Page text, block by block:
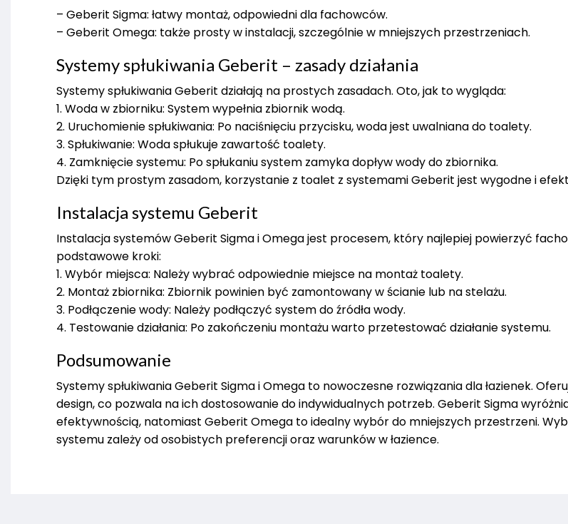
– Geberit Sigma: łatwy montaż, odpowiedni dla fachowców.
– Geberit Omega: także prosty w instalacji, szczególnie w mniejszych przestrzeniach.
Systemy spłukiwania Geberit – zasady działania
Systemy spłukiwania Geberit działają na prostych zasadach. Oto, jak to wygląda:
1. Woda w zbiorniku: System wypełnia zbiornik wodą.
2. Uruchomienie spłukiwania: Po naciśnięciu przycisku, woda jest uwalniana do toalety.
3. Spłukiwanie: Woda spłukuje zawartość toalety.
4. Zamknięcie systemu: Po spłukaniu system zamyka dopływ wody do zbiornika.
Dzięki tym prostym zasadom, korzystanie z toalet z systemami Geberit jest wygodne i
Instalacja systemu Geberit
Instalacja systemów Geberit Sigma i Omega jest procesem, który najlepiej powierzyć
podstawowe kroki:
1. Wybór miejsca: Należy wybrać odpowiednie miejsce na montaż toalety.
2. Montaż zbiornika: Zbiornik powinien być zamontowany w ścianie lub na stelażu.
3. Podłączenie wody: Należy podłączyć system do źródła wody.
4. Testowanie działania: Po zakończeniu montażu warto przetestować działanie systemu.
Podsumowanie
Systemy spłukiwania Geberit Sigma i Omega to nowoczesne rozwiązania dla łazienek.
design, co pozwala na ich dostosowanie do indywidualnych potrzeb. Geberit Sigma
efektywnością, natomiast Geberit Omega to idealny wybór do mniejszych przestrzeni.
systemu zależy od osobistych preferencji oraz warunków w łazience.